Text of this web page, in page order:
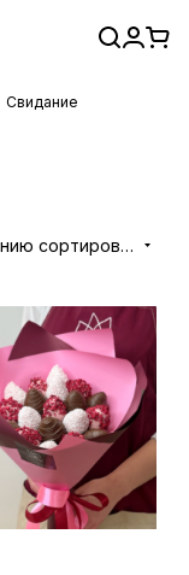
Свидание
По возрастанию сортировки